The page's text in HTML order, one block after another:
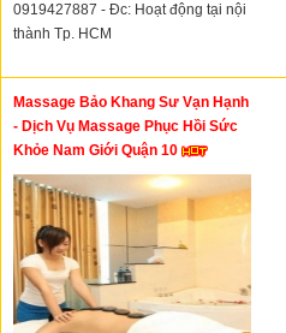
0919427887 - Đc: Hoạt động tại nội
thành Tp. HCM
Massage Bảo Khang Sư Vạn Hạnh
- Dịch Vụ Massage Phục Hồi Sức
Khỏe Nam Giới Quận 10